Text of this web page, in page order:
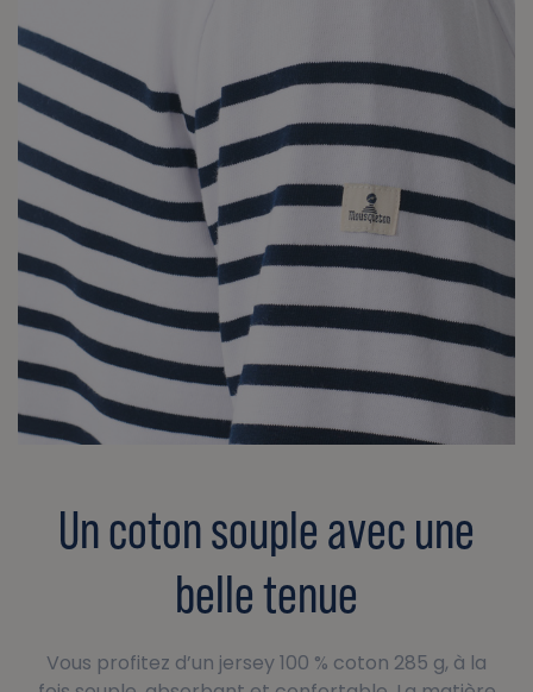
Un coton souple avec une
belle tenue
Vous profitez d’un jersey 100 % coton 285 g, à la